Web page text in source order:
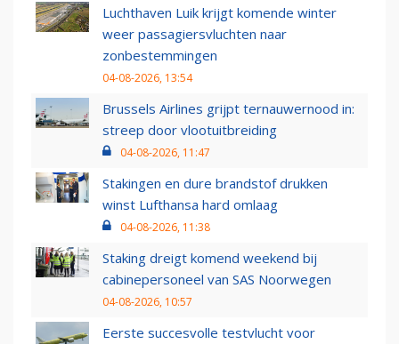
Luchthaven Luik krijgt komende winter
weer passagiersvluchten naar
zonbestemmingen
04-08-2026, 13:54
Brussels Airlines grijpt ternauwernood in:
streep door vlootuitbreiding
04-08-2026, 11:47
Stakingen en dure brandstof drukken
winst Lufthansa hard omlaag
04-08-2026, 11:38
Staking dreigt komend weekend bij
cabinepersoneel van SAS Noorwegen
04-08-2026, 10:57
Eerste succesvolle testvlucht voor